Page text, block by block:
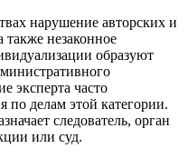
нарушение авторских и
незаконное
образуют
эксперта часто
по делам этой категории.
следователь, орган
или суд.